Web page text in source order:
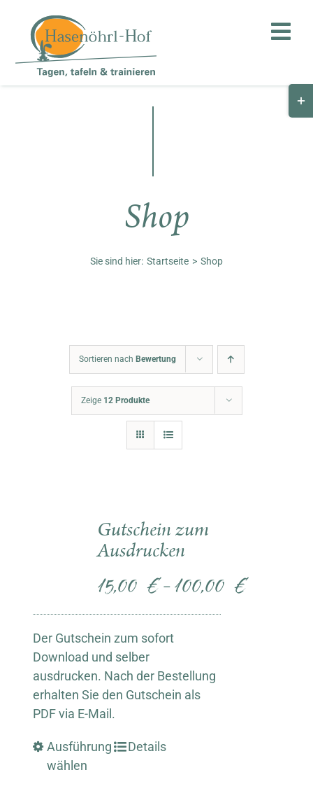
springen
Unternehmen
Shop
Sie sind hier: Startseite Shop
Sortieren nach Bewertung
Zeige 12 Produkte
Gutschein zum
Ausdrucken
15,00€ – 100,00€
Der Gutschein zum sofort
Download und selber
ausdrucken. Nach der Bestellung
erhalten Sie den Gutschein als
PDF via E-Mail.
Ausführung
wählen
Details